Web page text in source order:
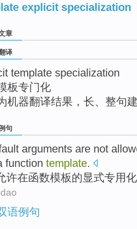
explicit specialization
章
译
template specialization
板专门化
机器翻译结果，长、整句
句
arguments are not
function template.
许在函数模板的显式专用化
语例句